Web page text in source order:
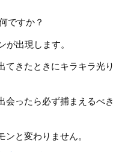
ですか？
が出現します。
てきたときにキラキラ光り
会ったら必ず捕まえるべき
と変わりません。